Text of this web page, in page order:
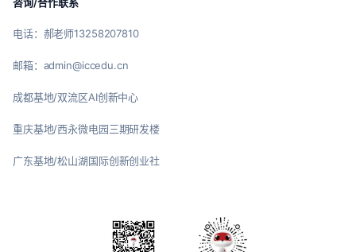
电话：郝老师13258207810
邮箱：admin@iccedu.cn
成都基地/双流区AI创新中心
重庆基地/西永微电园三期研发楼
广东基地/松山湖国际创新创业社